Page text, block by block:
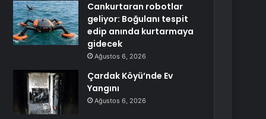
Cankurtaran robotlar
geliyor: Boğulanı tespit
edip anında kurtarmaya
gidecek
Ağustos 6, 2026
Çardak Köyü’nde Ev
Yangını
Ağustos 6, 2026